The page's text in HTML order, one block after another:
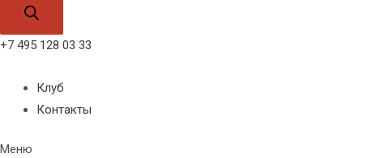
+7 495 128 03 33
Клуб
Контакты
Меню